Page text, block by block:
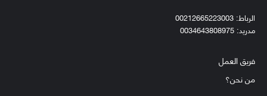
الرباط: 00212665223003
مدريد: 0034643808975
فريق العمل
من نحن؟